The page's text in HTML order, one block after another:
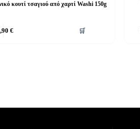
κουτί τσαγιού από χαρτί Washi 150g
€ 🛒